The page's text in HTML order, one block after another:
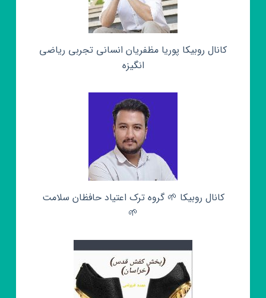
کانال روبیکا پوریا مظفریان انسانی تجربی ریاضی
انگیزه
کانال روبیکا 🌱 گروه ترک اعتیاد حافظان سلامت
🌱